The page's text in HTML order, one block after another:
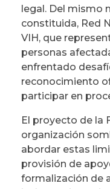
legal. Del mismo
constituida, Red
VIH, que
personas
enfrentado
reconocimiento
participar en
El proyecto de la
organización
abordar estas
provisión de
formalización de